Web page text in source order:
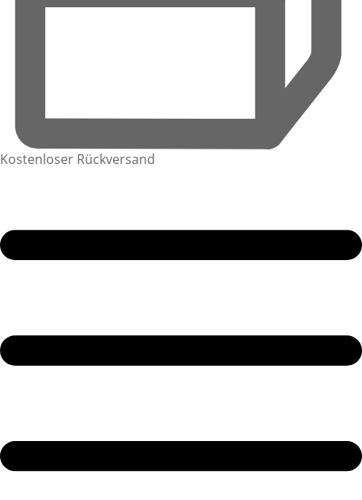
Kostenloser Rückversand